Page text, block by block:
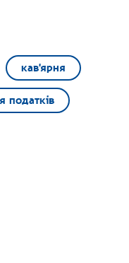
кав'ярня
податків